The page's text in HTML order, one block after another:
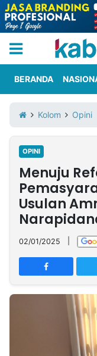
Iklan
Berita
Kami
Nasional
International
Olahraga
Entertainment
Daerah
Pariwisata
Kuliner
Kolom
Network
PT
TREETAN
MULTIMEDIA
INDONESIA
BERANDA
Kolom Opini
OPINI
Menuju
Usulan
02/01/2025